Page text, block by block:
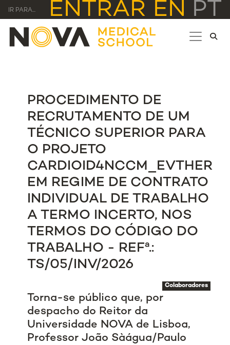
IR PARA... ENTRAR EN PT
PROCEDIMENTO DE
RECRUTAMENTO DE UM
TÉCNICO SUPERIOR PARA
O PROJETO
CARDIOID4NCCM_EVTHER
EM REGIME DE CONTRATO
INDIVIDUAL DE TRABALHO
A TERMO INCERTO, NOS
TERMOS DO CÓDIGO DO
TRABALHO - REFª.:
TS/05/INV/2026
Colaboradores
Torna-se público que, por
despacho do Reitor da
Universidade NOVA de Lisboa,
Professor João Sàágua/Paulo